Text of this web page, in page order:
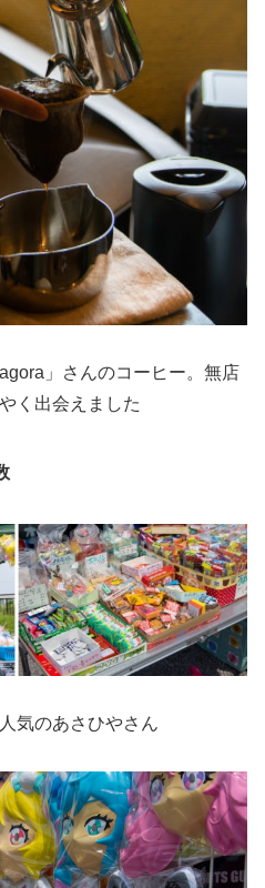
」さんのコーヒー。無店
く出会えました
気のあさひやさん